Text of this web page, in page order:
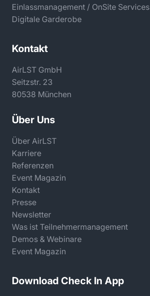
Einlassmanagement / OnSite Services
Digitale Garderobe
Kontakt
AirLST GmbH
Seitzstr. 23
80538 München
Über Uns
Über AirLST
Karriere
Referenzen
Event Magazin
Kontakt
Presse
Newsletter
Was ist Teilnehmermanagement
Demos & Webinare
Event Magazin
Download Check In App